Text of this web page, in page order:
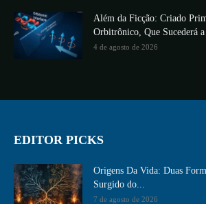
Além da Ficção: Criado
Orbitrônico, Que Sucederá a
4 de agosto de 2026
EDITOR PICKS
Origens Da Vida: Duas
Surgido do...
7 de agosto de 2026